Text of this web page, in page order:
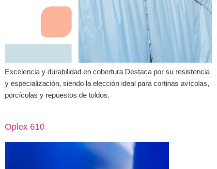
Excelencia y durabilidad en cobertura Destaca por su resistencia
y especialización, siendo la elección ideal para cortinas avícolas,
porcícolas y repuestos de toldos.
Oplex 610